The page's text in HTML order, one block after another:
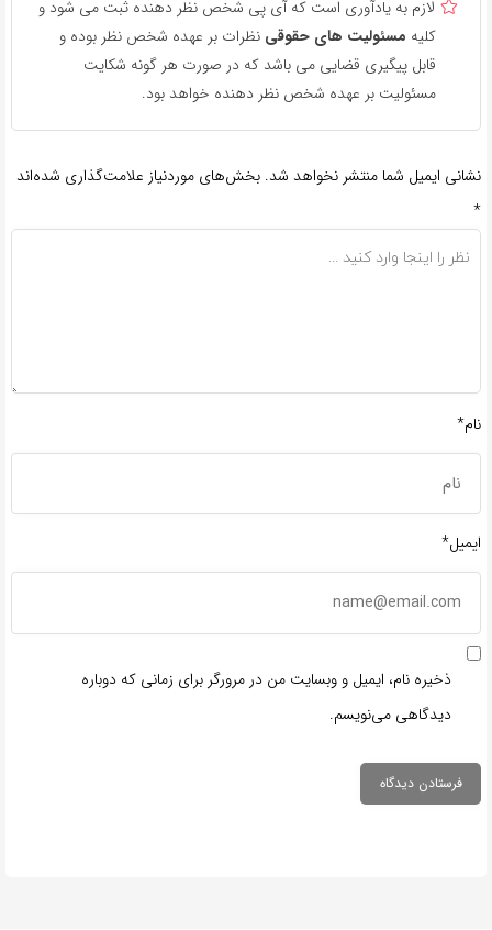
لازم به یادآوری است که آی پی شخص نظر دهنده ثبت می شود و
کلیه مسئولیت های حقوقی نظرات بر عهده شخص نظر بوده و
قابل پیگیری قضایی می باشد که در صورت هر گونه شکایت
مسئولیت بر عهده شخص نظر دهنده خواهد بود.
نشانی ایمیل شما منتشر نخواهد شد. بخش‌های موردنیاز علامت‌گذاری شده‌اند
*
نام*
ایمیل*
ذخیره نام، ایمیل و وبسایت من در مرورگر برای زمانی که دوباره
دیدگاهی می‌نویسم.